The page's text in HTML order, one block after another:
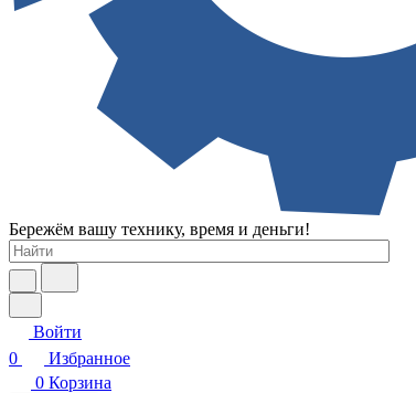
Бережём вашу технику, время и деньги!
Войти
0
Избранное
0 Корзина